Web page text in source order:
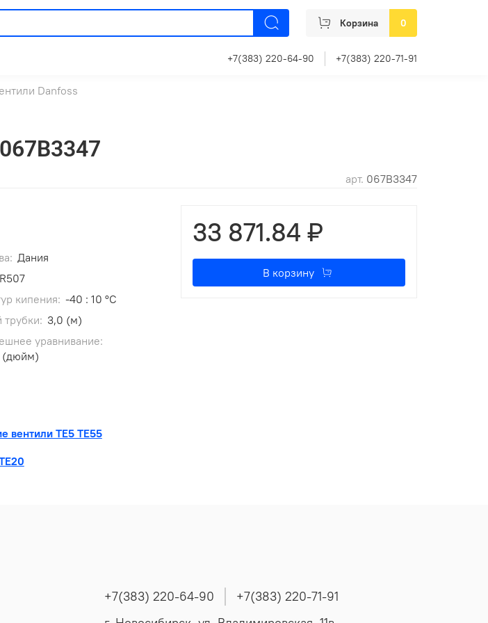
Корзина 0
+7(383) 220-64-90 +7(383) 220-71-91
Danfoss
арт. 067B3347
Дания
кипения: -40 : 10 °C
3,0 (м)
уравнивание:
(дюйм)
вентили ТЕ5 ТЕ55
33 871.84 ₽
В корзину
+7(383) 220-64-90
+7(383) 220-71-91